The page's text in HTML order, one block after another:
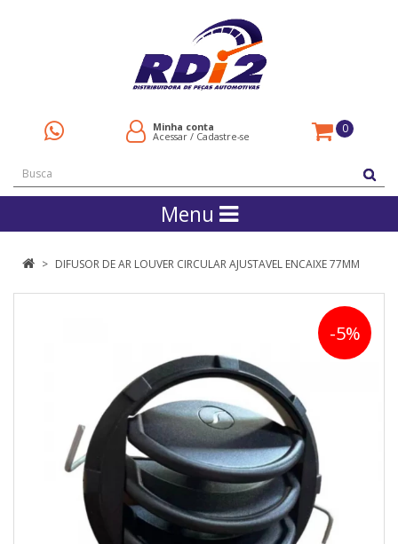
Minha conta
Acessar / Cadastre-se
0
Menu
DIFUSOR DE AR LOUVER CIRCULAR AJUSTAVEL ENCAIXE 77MM
-5%